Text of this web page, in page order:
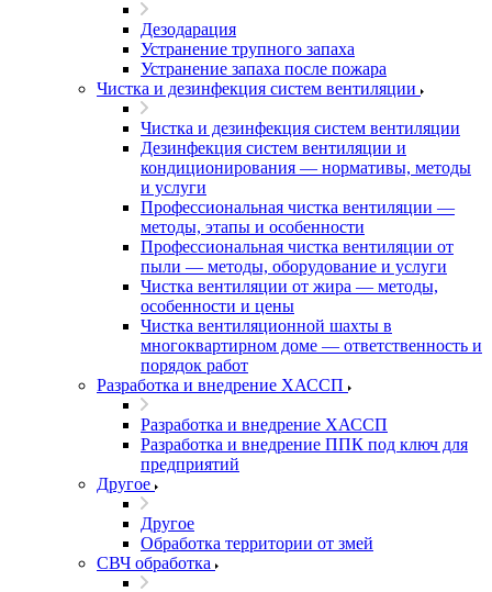
Дезодарация
Устранение трупного запаха
Устранение запаха после пожара
Чистка и дезинфекция систем вентиляции
Чистка и дезинфекция систем вентиляции
Дезинфекция систем вентиляции и
кондиционирования — нормативы, методы
и услуги
Профессиональная чистка вентиляции —
методы, этапы и особенности
Профессиональная чистка вентиляции от
пыли — методы, оборудование и услуги
Чистка вентиляции от жира — методы,
особенности и цены
Чистка вентиляционной шахты в
многоквартирном доме — ответственность и
порядок работ
Разработка и внедрение ХАССП
Разработка и внедрение ХАССП
Разработка и внедрение ППК под ключ для
предприятий
Другое
Другое
Обработка территории от змей
СВЧ обработка